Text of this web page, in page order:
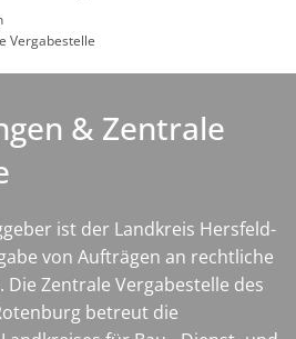
Vergabestelle
& Zentrale
ist der Landkreis Hersfeld-
von Aufträgen an rechtliche
Zentrale Vergabestelle des
betreut die